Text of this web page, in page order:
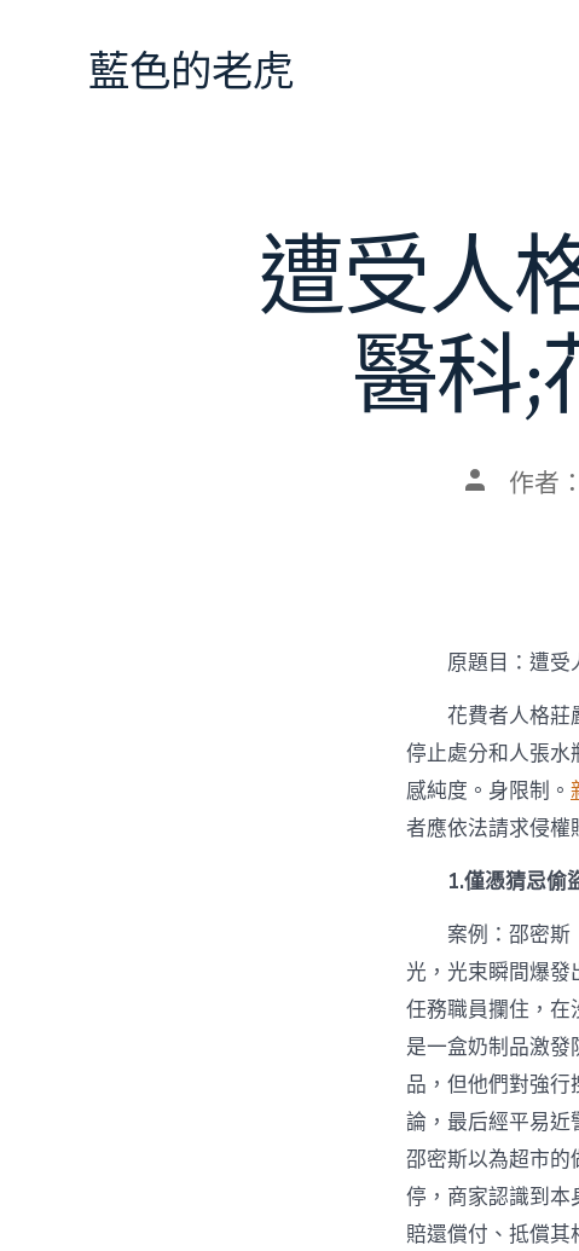
藍色的老虎
遭受人
醫科;
文 作者：
原題目：遭受
花費者人格莊
停止處分和人張水
感純度。身限制。
者應依法請求侵權
1.僅憑猜忌偷
案例：邵密斯
光，光束瞬間爆
任務職員攔住，在
是一盒奶制品激發
品，但他們對強
論，最后經平易近
邵密斯以為超市的
停，商家認識到本
賠還償付、抵償其